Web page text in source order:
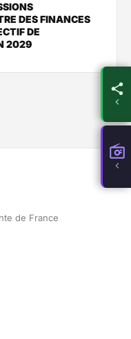
DES FINANCES
DE
2029
de France